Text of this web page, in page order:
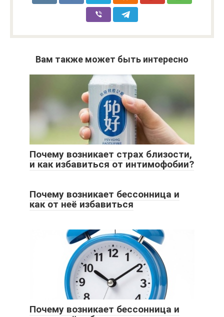
Вам также может быть интересно
Почему возникает страх близости,
и как избавиться от интимофобии?
Почему возникает бессонница и
как от неё избавиться
Почему возникает бессонница и